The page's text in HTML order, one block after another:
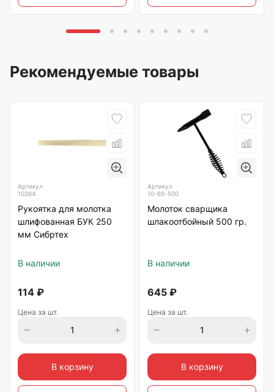
Рекомендуемые товары
Артикул
10264
Рукоятка для молотка
шлифованная БУК 250
мм Сибртех
В наличии
114 ₽
Цена за шт.
В корзину
Артикул
10-65-500
Молоток сварщика
шлакоотбойный 500 гр.
В наличии
645 ₽
Цена за шт.
В корзину